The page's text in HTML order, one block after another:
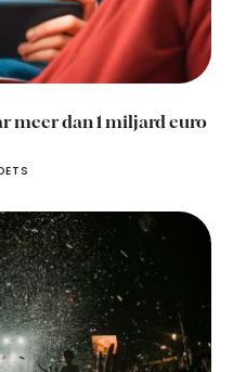
meer dan 1 miljard euro